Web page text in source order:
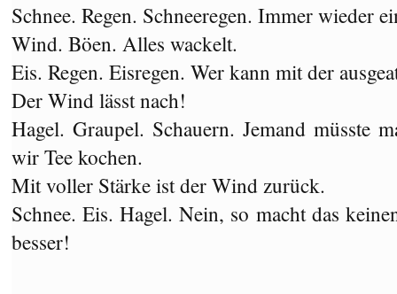
Schnee. Regen. Schneeregen. Immer wieder
Wind. Böen. Alles wackelt.
Eis. Regen. Eisregen. Wer kann mit der
Der Wind lässt nach!
Hagel. Graupel. Schauern. Jemand müsste
wir Tee kochen.
Mit voller Stärke ist der Wind zurück.
Schnee. Eis. Hagel. Nein, so macht das
besser!